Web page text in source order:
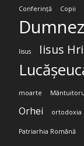
Conferință Copii
Iisus Iisus
moarte
Orhei ortodoxia
Patriarhia Română